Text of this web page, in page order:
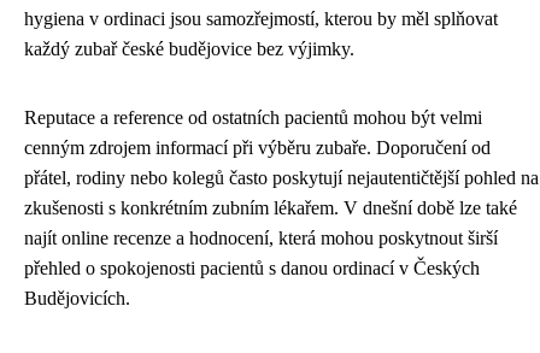
hygiena v ordinaci jsou samozřejmostí, kterou by měl splňovat
každý zubař české budějovice bez výjimky.
Reputace a reference od ostatních pacientů mohou být velmi
cenným zdrojem informací při výběru zubaře. Doporučení od
přátel, rodiny nebo kolegů často poskytují nejautentičtější pohled na
zkušenosti s konkrétním zubním lékařem. V dnešní době lze také
najít online recenze a hodnocení, která mohou poskytnout širší
přehled o spokojenosti pacientů s danou ordinací v Českých
Budějovicích.